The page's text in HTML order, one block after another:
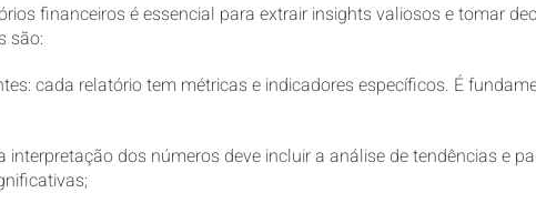
financeiros é essencial para extrair insights valiosos e tomar
são:
cada relatório tem métricas e indicadores específicos. É
interpretação dos números deve incluir a análise de tendências e